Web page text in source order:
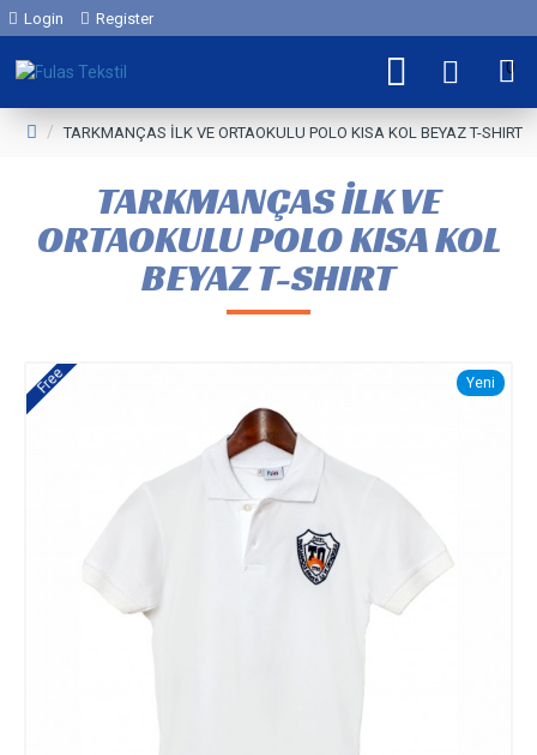
Login Register
0
TARKMANÇAS İLK VE ORTAOKULU POLO KISA KOL BEYAZ T-SHIRT
TARKMANÇAS İLK VE
ORTAOKULU POLO KISA KOL
BEYAZ T-SHIRT
Yeni
Free